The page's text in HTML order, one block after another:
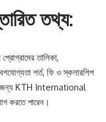
তথ্য:
তালিকা,
শর্ত, ফি ও স্কলারশিপ
জন্য KTH International
করতে পারেন।